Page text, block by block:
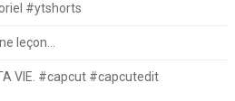
#ytshorts
leçon…
VIE. #capcut #capcutedit